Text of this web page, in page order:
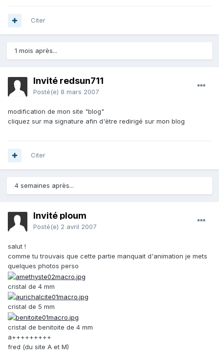
Citer
1 mois après...
Invité redsun711
Posté(e) 8 mars 2007
modification de mon site "blog"
cliquez sur ma signature afin d'ètre redirigé sur mon blog
Citer
4 semaines après...
Invité ploum
Posté(e) 2 avril 2007
salut !
comme tu trouvais que cette partie manquait d'animation je mets
quelques photos perso
cristal de 4 mm
cristal de 5 mm
cristal de benitoite de 4 mm
a+++++++++
fred (du site A et M)